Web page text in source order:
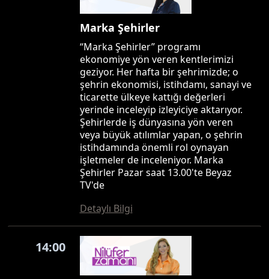
Marka Şehirler
“Marka Şehirler” programı
ekonomiye yön veren kentlerimizi
geziyor. Her hafta bir şehrimizde; o
şehrin ekonomisi, istihdamı, sanayi ve
ticarette ülkeye kattığı değerleri
yerinde inceleyip izleyiciye aktarıyor.
Şehirlerde iş dünyasına yön veren
veya büyük atılımlar yapan, o şehrin
istihdamında önemli rol oynayan
işletmeler de inceleniyor. Marka
Şehirler Pazar saat 13.00'te Beyaz
TV'de
Detaylı Bilgi
14:00